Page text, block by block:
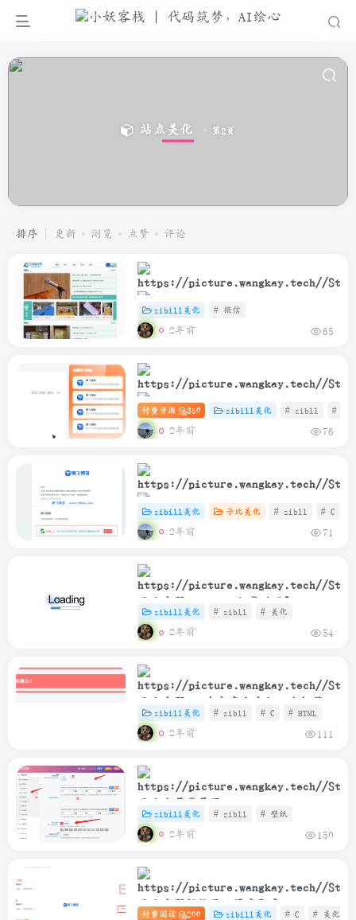
站点美化 第2页
排序 更新 浏览 点赞 评论
诈页
zibill美化 # 微信
2年前 65
子比主题 – 侧边四站导航小工具
付费资源 350 zibill美化 # zibll # 站
2年前 76
子比主题 – 邮件页面插入一个广告代
zibill美化 子比美化 # zibll # C
2年前 71
加载]
zibill美化 # zibll # 美化
2年前 54
式
zibill美化 # zibll # C # HTML
2年前 111
zibill美化 # zibll # 壁纸
2年前 150
子比主题评论显示漂亮勋章
付费阅读 200 zibill美化 # C # 美化